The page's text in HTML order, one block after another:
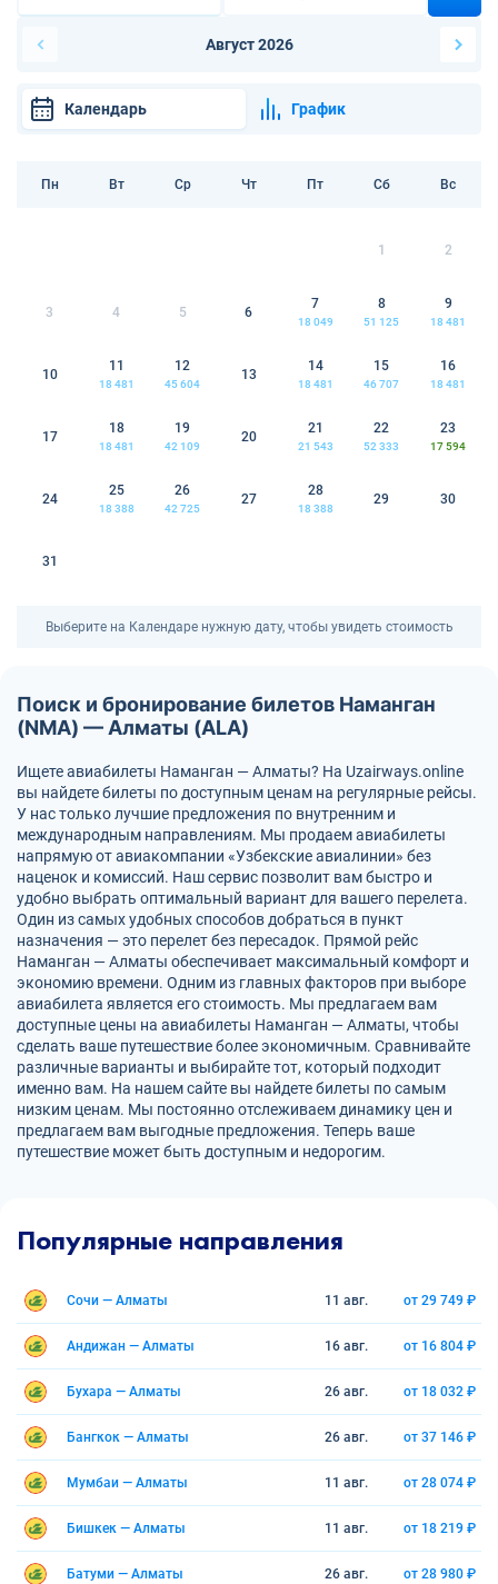
Август 2026
Календарь График
Пн Вт Ср Чт Пт Сб Вс
1 2
3 4 5 6
7
18 049
8
51 125
9
18 481
10
11
18 481
12
45 604
13
14
18 481
15
46 707
16
18 481
17
18
18 481
19
42 109
20
21
21 543
22
52 333
23
17 594
24
25
18 388
26
42 725
27
28
18 388
29 30
31
Выберите на Календаре нужную дату, чтобы увидеть стоимость
Поиск и бронирование билетов Наманган
(NMA) — Алматы (ALA)
Ищете авиабилеты Наманган — Алматы? На Uzairways.online
вы найдете билеты по доступным ценам на регулярные рейсы.
У нас только лучшие предложения по внутренним и
международным направлениям. Мы продаем авиабилеты
напрямую от авиакомпании «Узбекские авиалинии» без
наценок и комиссий. Наш сервис позволит вам быстро и
удобно выбрать оптимальный вариант для вашего перелета.
Один из самых удобных способов добраться в пункт
назначения — это перелет без пересадок. Прямой рейс
Наманган — Алматы обеспечивает максимальный комфорт и
экономию времени. Одним из главных факторов при выборе
авиабилета является его стоимость. Мы предлагаем вам
доступные цены на авиабилеты Наманган — Алматы, чтобы
сделать ваше путешествие более экономичным. Сравнивайте
различные варианты и выбирайте тот, который подходит
именно вам. На нашем сайте вы найдете билеты по самым
низким ценам. Мы постоянно отслеживаем динамику цен и
предлагаем вам выгодные предложения. Теперь ваше
путешествие может быть доступным и недорогим.
Популярные направления
Сочи — Алматы 11 авг. от 29 749 ₽
Андижан — Алматы 16 авг. от 16 804 ₽
Бухара — Алматы 26 авг. от 18 032 ₽
Бангкок — Алматы 26 авг. от 37 146 ₽
Мумбаи — Алматы 11 авг. от 28 074 ₽
Бишкек — Алматы 11 авг. от 18 219 ₽
Батуми — Алматы 26 авг. от 28 980 ₽